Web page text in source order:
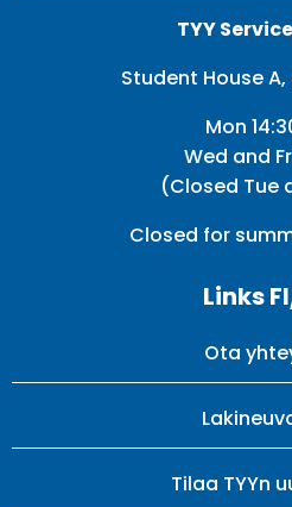
TYY
Student House
Mon
Wed and
(Closed Tue
Closed for
Links
Ota
Tilaa TYYn